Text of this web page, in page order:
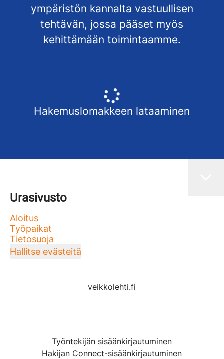
ympäristön kannalta vastuullisen
tehtävän, jossa pääset myös
kehittämään toimintaamme.
Hakemuslomakkeen lataaminen
Urasivusto
Aloitus
Työpaikat
Tietosuoja
Hallitse evästeitä
veikkolehti.fi
Työntekijän sisäänkirjautuminen
Hakijan Connect-sisäänkirjautuminen